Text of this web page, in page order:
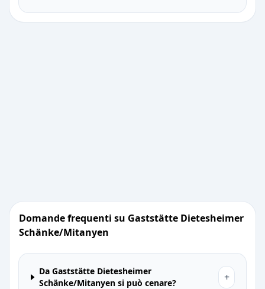
Domande frequenti su Gaststätte Dietesheimer
Schänke/Mitanyen
Da Gaststätte Dietesheimer
Schänke/Mitanyen si può cenare?
+